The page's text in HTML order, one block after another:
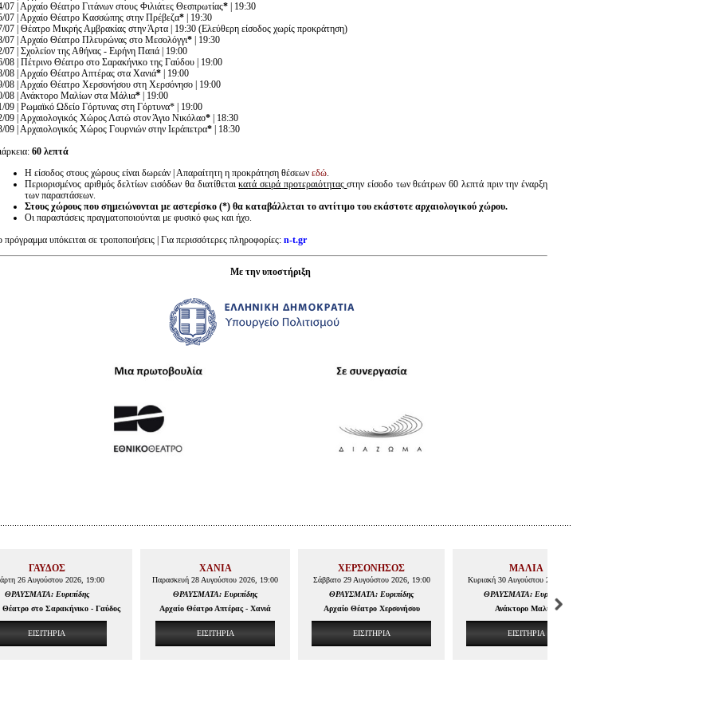
07 | Αρχαίο Θέατρο Γιτάνων στους Φιλιάτες Θεσπρωτίας* | 19:30
07 | Αρχαίο Θέατρο Κασσώπης στην Πρέβεζα* | 19:30
07 | Θέατρο Μικρής Αμβρακίας στην Άρτα | 19:30 (Ελεύθερη είσοδος χωρίς προκράτηση)
07 | Αρχαίο Θέατρο Πλευρώνας στο Μεσολόγγι* | 19:30
07 | Σχολείον της Αθήνας - Ειρήνη Παπά | 19:00
08 | Πέτρινο Θέατρο στο Σαρακήνικο της Γαύδου | 19:00
08 | Αρχαίο Θέατρο Απτέρας στα Χανιά* | 19:00
08 | Αρχαίο Θέατρο Χερσονήσου στη Χερσόνησο | 19:00
08 | Ανάκτορο Μαλίων στα Μάλια* | 19:00
09 | Ρωμαϊκό Ωδείο Γόρτυνας στη Γόρτυνα* | 19:00
09 | Αρχαιολογικός Χώρος Λατώ στον Άγιο Νικόλαο* | 18:30
09 | Αρχαιολογικός Χώρος Γουρνιών στην Ιεράπετρα* | 18:30
60 λεπτά
Η είσοδος στους χώρους είναι δωρεάν | Απαραίτητη η προκράτηση θέσεων εδώ.
Περιορισμένος αριθμός δελτίων εισόδων θα διατίθεταικατά σειρά προτεραιότηταςστην είσοδο των θεάτρων 60 λεπτά πριν την έναρξη
των παραστάσεων.
Στους χώρους που σημειώνονται με αστερίσκο (*) θα καταβάλλεται το αντίτιμο του εκάστοτε αρχαιολογικού χώρου.
Οι παραστάσεις πραγματοποιούνται με φυσικό φως και ήχο.
πρόγραμμα υπόκειται σε τροποποιήσεις | Για περισσότερες πληροφορίες: n-t.gr
Με την υποστήριξη
ΓΑΥΔΟΣ
26 Αυγούστου 2026, 19:00
ΘΡΑΥΣΜΑΤΑ: Ευριπίδης
Θέατρο στο Σαρακήνικο - Γαύδος
ΕΙΣΙΤΗΡΙΑ
ΧΑΝΙΑ
Παρασκευή 28 Αυγούστου 2026, 19:00
ΘΡΑΥΣΜΑΤΑ: Ευριπίδης
Αρχαίο Θέατρο Απτέρας - Χανιά
ΕΙΣΙΤΗΡΙΑ
ΧΕΡΣΟΝΗΣΟΣ
Σάββατο 29 Αυγούστου 2026, 19:00
ΘΡΑΥΣΜΑΤΑ: Ευριπίδης
Αρχαίο Θέατρο Χερσονήσου
ΕΙΣΙΤΗΡΙΑ
ΜΑΛΙΑ
Κυριακή 30 Αυγούστου 2026, 19:00
ΘΡΑΥΣΜΑΤΑ: Ευριπίδης
Ανάκτορο Μαλίων
ΕΙΣΙΤΗΡΙΑ